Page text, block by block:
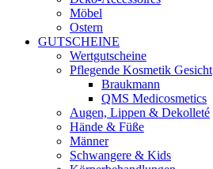
Möbel
Ostern
GUTSCHEINE
Wertgutscheine
Pflegende Kosmetik Gesicht
Braukmann
QMS Medicosmetics
Augen, Lippen & Dekolleté
Hände & Füße
Männer
Schwangere & Kids